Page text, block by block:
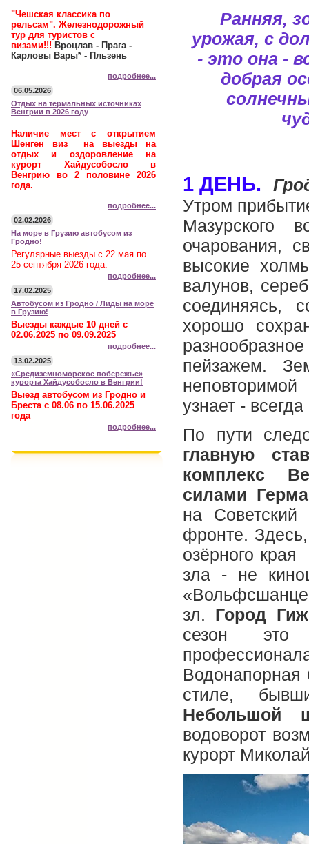
"Чешская классика по
рельсам". Железнодорожный
тур для туристов с
визами!!! Вроцлав - Прага -
Карловы Вары* - Пльзень
подробнее...
06.05.2026
Отдых на термальных источниках
Венгрии в 2026 году
Наличие мест с открытием
Шенген виз на выезды на
отдых и оздоровление на
курорт Хайдусобосло в
Венгрию во 2 половине 2026
года.
подробнее...
02.02.2026
На море в Грузию автобусом из
Гродно!
Регулярные выезды с 22 мая по
25 сентября 2026 года.
подробнее...
17.02.2025
Автобусом из Гродно / Лиды на море
в Грузию!
Выезды каждые 10 дней с
02.06.2025 по 09.09.2025
подробнее...
13.02.2025
«Средиземноморское побережье»
курорта Хайдусобосло в Венгрии!
Выезд автобусом из Гродно и
Бреста с 08.06 по 15.06.2025
года
подробнее...
Ранняя,
урожая, с
- это она -
добрая
1 ДЕНЬ.
Утром
Мазурского
очарования,
высокие
валунов,
соединяясь,
хорошо
пейзажем.
узнает -
По пути
главную
комплекс
силами
на
фронте.
озёрного
зла - не
зл. Город
сезон это
стиле,
Небольшой
водоворот
курорт